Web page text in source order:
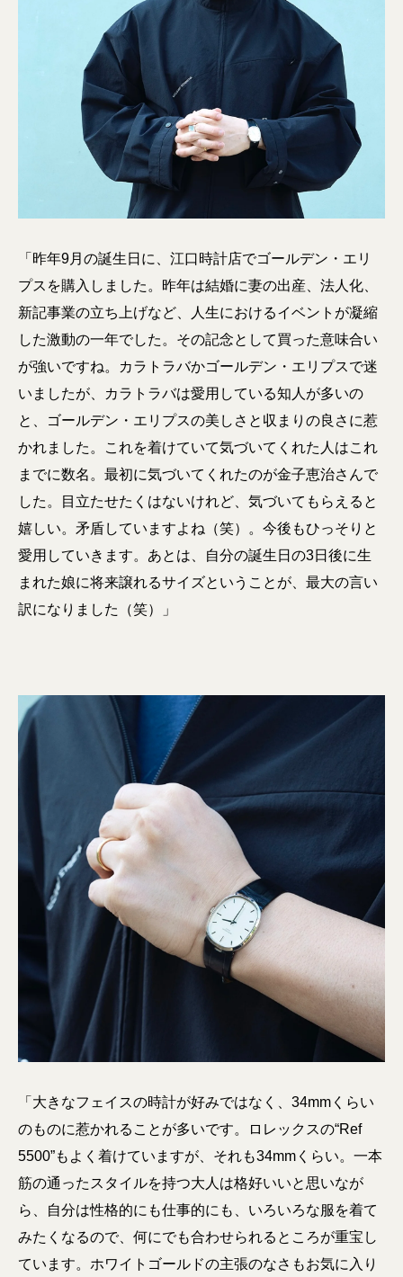
「昨年9月の誕生日に、江口時計店でゴールデン・エリ
プスを購入しました。昨年は結婚に妻の出産、法人化、
新記事業の立ち上げなど、人生におけるイベントが凝縮
した激動の一年でした。その記念として買った意味合い
が強いですね。カラトラバかゴールデン・エリプスで迷
いましたが、カラトラバは愛用している知人が多いの
と、ゴールデン・エリプスの美しさと収まりの良さに惹
かれました。これを着けていて気づいてくれた人はこれ
までに数名。最初に気づいてくれたのが金子恵治さんで
した。目立たせたくはないけれど、気づいてもらえると
嬉しい。矛盾していますよね（笑）。今後もひっそりと
愛用していきます。あとは、自分の誕生日の3日後に生
まれた娘に将来譲れるサイズということが、最大の言い
訳になりました（笑）」
「大きなフェイスの時計が好みではなく、34mmくらい
のものに惹かれることが多いです。ロレックスの“Ref
5500”もよく着けていますが、それも34mmくらい。一本
筋の通ったスタイルを持つ大人は格好いいと思いなが
ら、自分は性格的にも仕事的にも、いろいろな服を着て
みたくなるので、何にでも合わせられるところが重宝し
ています。ホワイトゴールドの主張のなさもお気に入り